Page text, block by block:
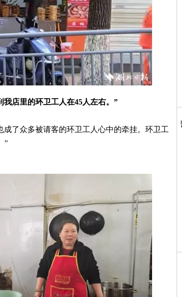
店里的环卫工人在45人左右。”
了众多被请客的环卫工人心中的牵挂。环卫工
”